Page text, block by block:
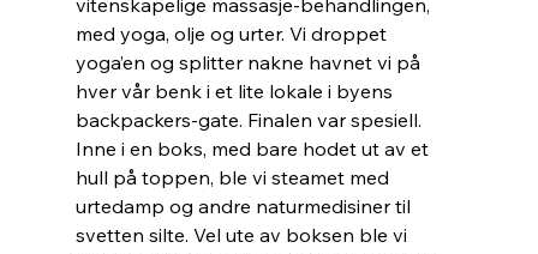
vitenskapelige massasje-behandlingen,
med yoga, olje og urter. Vi droppet
yoga’en og splitter nakne havnet vi på
hver vår benk i et lite lokale i byens
backpackers-gate. Finalen var spesiell.
Inne i en boks, med bare hodet ut av et
hull på toppen, ble vi steamet med
urtedamp og andre naturmedisiner til
svetten silte. Vel ute av boksen ble vi